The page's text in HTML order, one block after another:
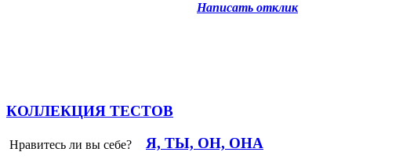
Написать отклик
КОЛЛЕКЦИЯ ТЕСТОВ
Нравитесь ли вы себе?
Я, ТЫ, ОН, ОНА